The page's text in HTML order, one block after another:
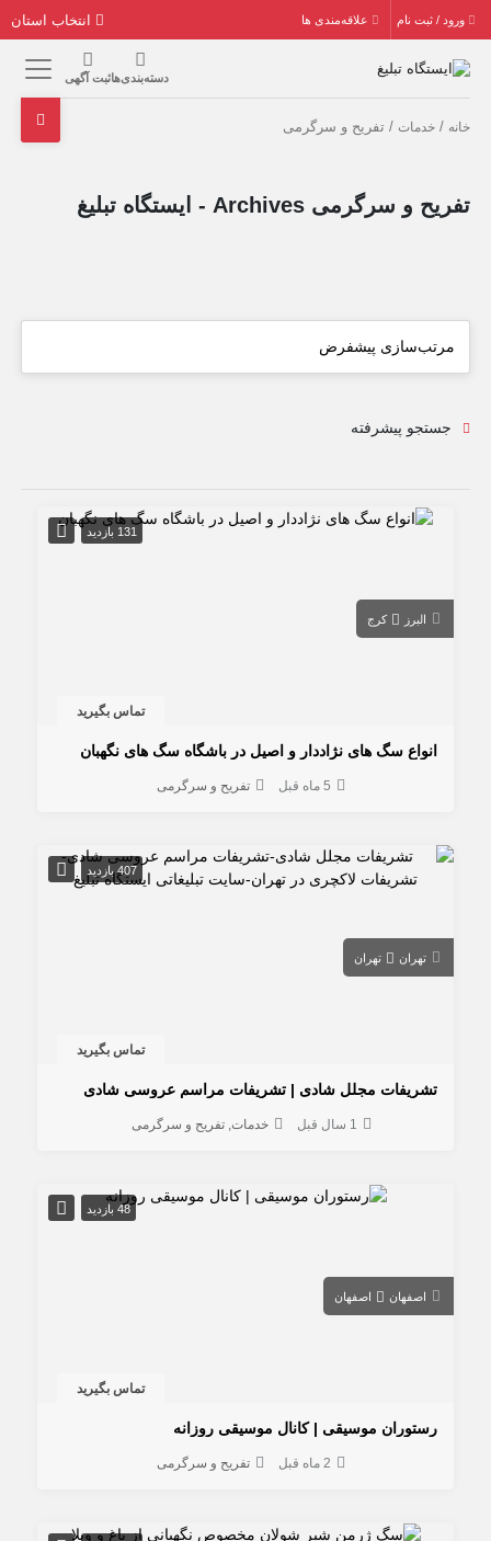
ورود / ثبت نام علاقه‌مندی ها
دسته‌بندی‌هاثبت آگهی
خانه /خدمات / تفریح و سرگرمی
تفریح و سرگرمی Archives - ایستگاه تبلیغ
جستجو پیشرفته
131 بازدید
البرز کرج
تماس بگیرید
انواع سگ های نژاددار و اصیل در باشگاه سگ های نگهبان
5 ماه قبل تفریح و سرگرمی
407 بازدید
تهران تهران
تماس بگیرید
تشریفات مجلل شادی | تشریفات مراسم عروسی شادی
1 سال قبل خدمات تفریح و سرگرمی
48 بازدید
اصفهان اصفهان
تماس بگیرید
رستوران موسیقی | کانال موسیقی روزانه
2 ماه قبل تفریح و سرگرمی